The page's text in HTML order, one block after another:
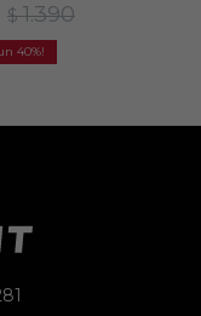
$ 1.390
40